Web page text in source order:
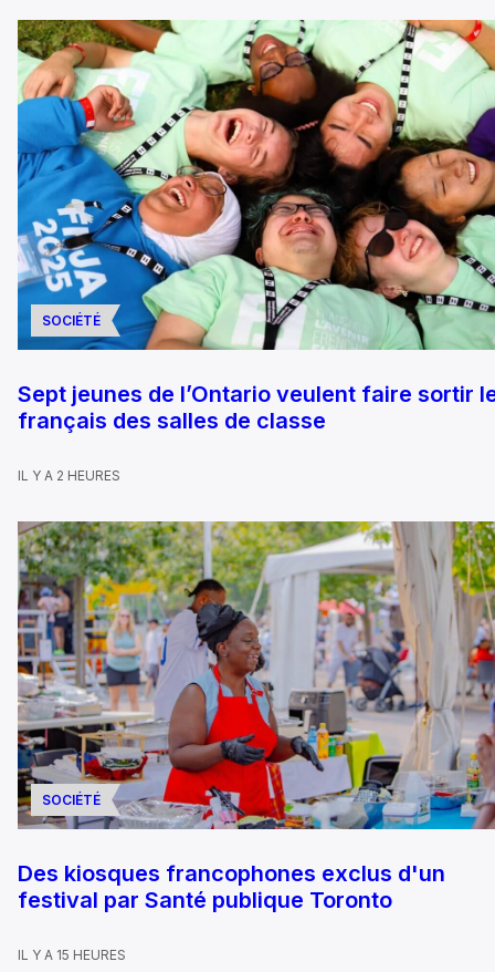
SOCIÉTÉ
Sept jeunes de l’Ontario veulent faire sortir
français des salles de classe
IL Y A 2 HEURES
SOCIÉTÉ
Des kiosques francophones exclus d'un
festival par Santé publique Toronto
IL Y A 15 HEURES